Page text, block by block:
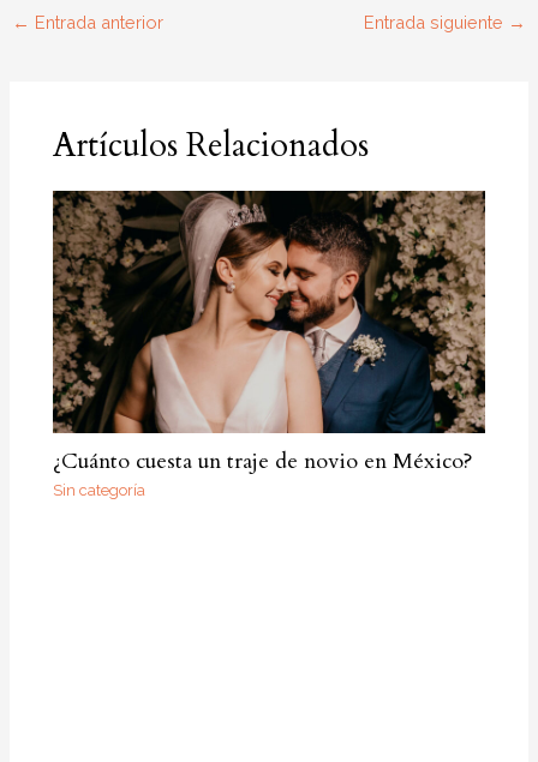
← Entrada anterior Entrada siguiente →
Artículos Relacionados
¿Cuánto cuesta un traje de novio en México?
Sin categoría